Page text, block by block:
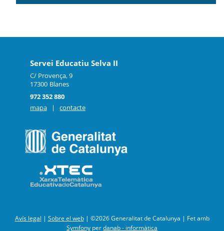
Servei Educatiu Selva II
C/ Provença, 9
17300 Blanes
972 352 880
mapa
| contacte
Avís legal | Sobre el web| ©2026 Generalitat de Catalunya | Fet amb
Symfony perdanab - informàtica